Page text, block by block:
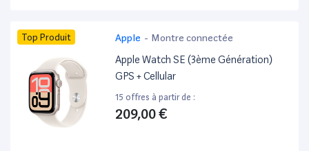
Top Produit Apple - Montre connectée
Apple Watch SE (3ème Génération)
GPS + Cellular
15 offres à partir de :
209,00 €